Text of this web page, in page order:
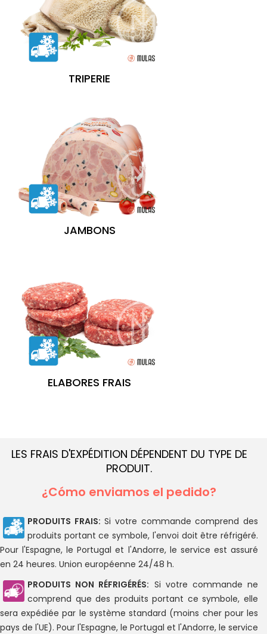
TRIPERIE
JAMBONS
ELABORES FRAIS
LES FRAIS D'EXPÉDITION DÉPENDENT DU TYPE DE
PRODUIT.
¿Cómo enviamos el pedido?
PRODUITS FRAIS: Si votre commande comprend des
produits portant ce symbole, l'envoi doit être réfrigéré.
Pour l'Espagne, le Portugal et l'Andorre, le service est assuré
en 24 heures. Union européenne 24/48 h.
PRODUITS NON RÉFRIGÉRÉS: Si votre commande ne
comprend que des produits portant ce symbole, elle
sera expédiée par le système standard (moins cher pour les
pays de l'UE). Pour l'Espagne, le Portugal et l'Andorre, le service